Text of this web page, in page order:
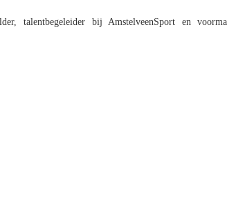
talentbegeleider bij AmstelveenSport en